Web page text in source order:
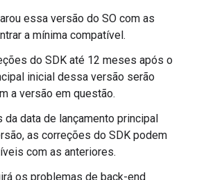
essa versão do SO com as
a mínima compatível.
do SDK até 12 meses após o
inicial dessa versão serão
a versão em questão.
data de lançamento principal
as correções do SDK podem
com as anteriores.
os problemas de back-end